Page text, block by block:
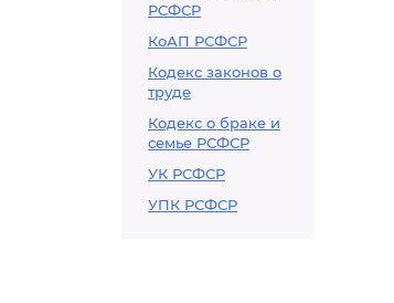
РСФСР
КоАП РСФСР
Кодекс законов о
труде
Кодекс о браке и
семье РСФСР
УК РСФСР
УПК РСФСР